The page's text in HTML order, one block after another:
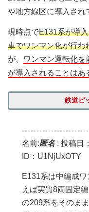
や地方線区に導入され
現時点でE131系が導
車でワンマン化が行わ
が、
ワンマン運転化を
が導入されることはあ
鉄道ピ
名前:匿名: 投稿日
ID：U1NjUxOTY
E131系は中編成
えば実質8両固定
の209系をそのま